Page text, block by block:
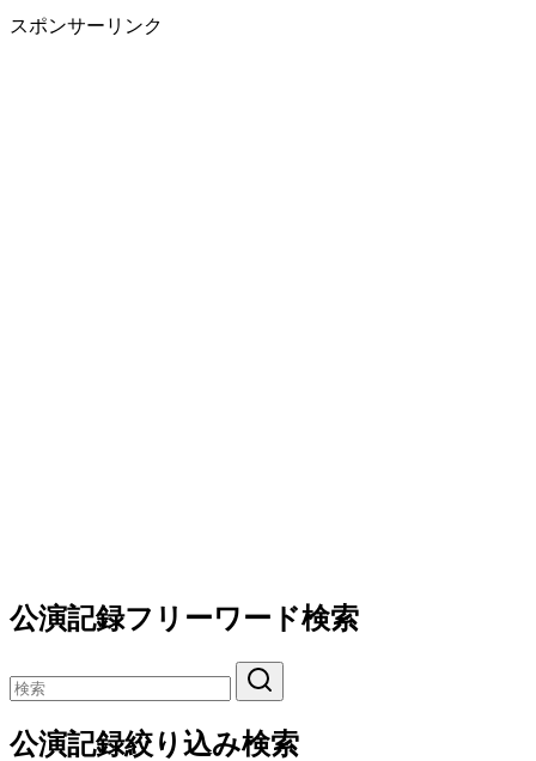
スポンサーリンク
公演記録フリーワード検索
公演記録絞り込み検索